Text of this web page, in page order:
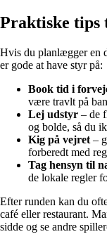
Praktiske
Hvis du planlægger en
er gode at have styr på:
Book tid i
være travlt på
Lej udstyr – de
og bolde, så du
Kig på vejret –
forberedt med
Tag hensyn til
de lokale regler
Efter runden kan du
café eller restaurant.
sidde og se andre